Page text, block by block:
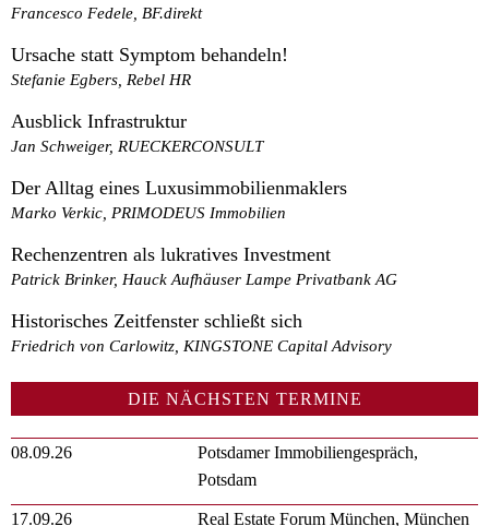
Francesco Fedele, BF.direkt
Ursache statt Symptom behandeln!
Stefanie Egbers, Rebel HR
Ausblick Infrastruktur
Jan Schweiger, RUECKERCONSULT
Der Alltag eines Luxusimmobilienmaklers
Marko Verkic, PRIMODEUS Immobilien
Rechenzentren als lukratives Investment
Patrick Brinker, Hauck Aufhäuser Lampe Privatbank AG
Historisches Zeitfenster schließt sich
Friedrich von Carlowitz, KINGSTONE Capital Advisory
DIE NÄCHSTEN TERMINE
08.09.26
Potsdamer Immobiliengespräch,
Potsdam
17.09.26 Real Estate Forum München, München